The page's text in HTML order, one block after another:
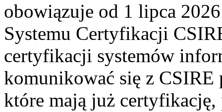
obowiązuje od 1 lipca
Systemu Certyfikacji
certyfikacji systemów
komunikować się z
które mają już